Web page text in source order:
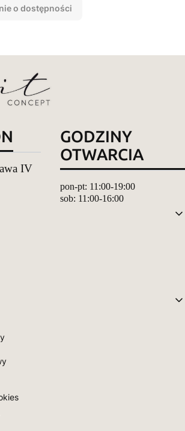
o dostępności
IV
GODZINY
OTWARCIA
pon-pt: 11:00-19:00
sob: 11:00-16:00